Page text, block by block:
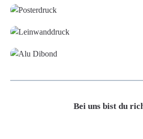
Bei uns bist du